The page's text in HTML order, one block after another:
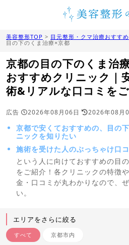
美容整形TOP > 目元整形・クマ治療おすすめ
目の下のくま治療×京都
京都の目の下のくま治
おすすめクリニック｜
術&リアルな口コミを
広告 2026年08月06日 2026年08月
京都で安くておすすめの、目の
ニックを知りたい
施術を受けた人のぶっちゃけ口
という人に向けておすすめの目
をご紹介！各クリニックの特徴
金・口コミが丸わかりなので、
い。
エリアをさらに絞る
すべて 京都市内